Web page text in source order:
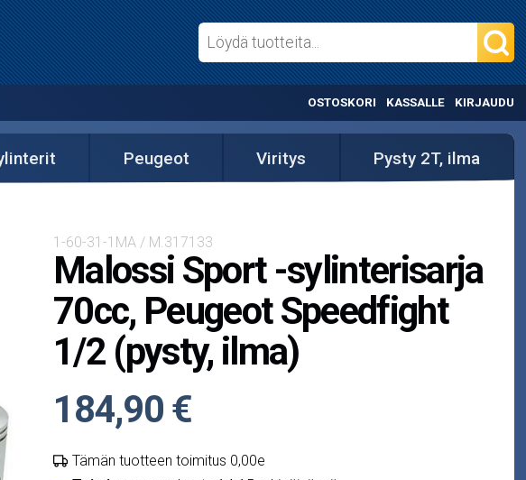
OSTOSKORI KASSALLE KIRJAUDU
Peugeot Viritys Pysty 2T, ilma
1-60-31-1MA / M.317133
Malossi Sport -sylinterisarja
70cc, Peugeot Speedfight
1/2 (pysty, ilma)
184,90 €
Tämän tuotteen toimitus 0,00e